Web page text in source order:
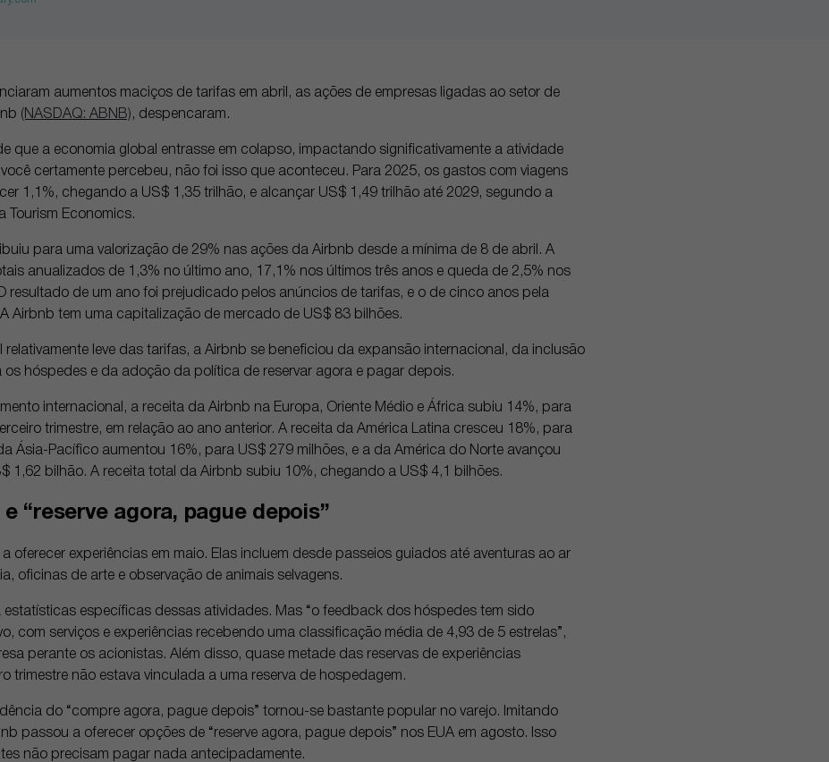
aumentos maciços de tarifas em abril, as ações de empresas ligadas ao setor de
(NASDAQ: ABNB) , despencaram.
que a economia global entrasse em colapso, impactando significativamente a atividade
certamente percebeu, não foi isso que aconteceu. Para 2025, os gastos com viagens
1,1%, chegando a US$ 1,35 trilhão, e alcançar US$ 1,49 trilhão até 2029, segundo a
Tourism Economics.
para uma valorização de 29% nas ações da Airbnb desde a mínima de 8 de abril. A
anualizados de 1,3% no último ano, 17,1% nos últimos três anos e queda de 2,5% nos
resultado de um ano foi prejudicado pelos anúncios de tarifas, e o de cinco anos pela
Airbnb tem uma capitalização de mercado de US$ 83 bilhões.
relativamente leve das tarifas, a Airbnb se beneficiou da expansão internacional, da inclusão
os hóspedes e da adoção da política de reservar agora e pagar depois.
internacional, a receita da Airbnb na Europa, Oriente Médio e África subiu 14%, para
trimestre, em relação ao ano anterior. A receita da América Latina cresceu 18%, para
Ásia-Pacífico aumentou 16%, para US$ 279 milhões, e a da América do Norte avançou
1,62 bilhão. A receita total da Airbnb subiu 10%, chegando a US$ 4,1 bilhões.
e “reserve agora, pague depois”
oferecer experiências em maio. Elas incluem desde passeios guiados até aventuras ao ar
oficinas de arte e observação de animais selvagens.
estatísticas específicas dessas atividades. Mas “o feedback dos hóspedes tem sido
com serviços e experiências recebendo uma classificação média de 4,93 de 5 estrelas”,
perante os acionistas. Além disso, quase metade das reservas de experiências
trimestre não estava vinculada a uma reserva de hospedagem.
do “compre agora, pague depois” tornou-se bastante popular no varejo. Imitando
passou a oferecer opções de “reserve agora, pague depois” nos EUA em agosto. Isso
não precisam pagar nada antecipadamente.